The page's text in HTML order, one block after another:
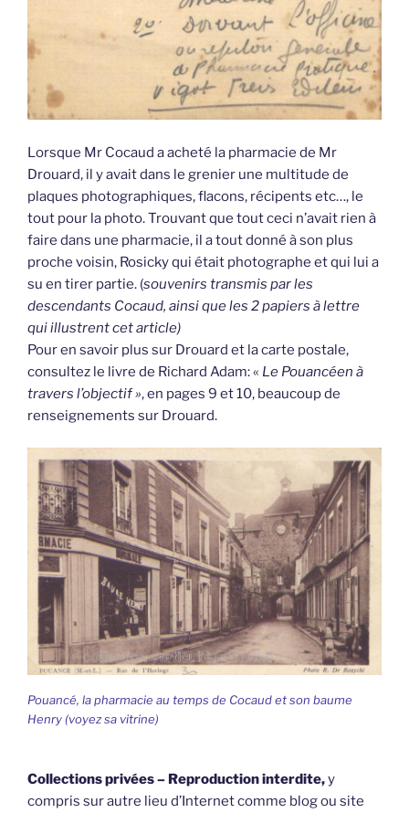
Lorsque Mr Cocaud a acheté la pharmacie de Mr
Drouard, il y avait dans le grenier une multitude de
plaques photographiques, flacons, récipents etc…, le
tout pour la photo. Trouvant que tout ceci n’avait rien à
faire dans une pharmacie, il a tout donné à son plus
proche voisin, Rosicky qui était photographe et qui lui a
su en tirer partie. (souvenirs transmis par les
descendants Cocaud, ainsi que les 2 papiers à lettre
qui illustrent cet article)
Pour en savoir plus sur Drouard et la carte postale,
consultez le livre de Richard Adam: « Le Pouancéen à
travers l’objectif », en pages 9 et 10, beaucoup de
renseignements sur Drouard.
Pouancé, la pharmacie au temps de Cocaud et son baume
Henry (voyez sa vitrine)
Collections privées – Reproduction interdite,y
compris sur autre lieu d’Internet comme blog ou site